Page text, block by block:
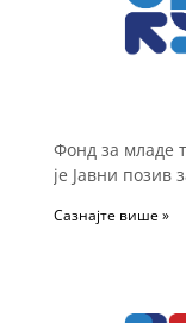
Фонд за младе
је Јавни позив
Сазнајте више »